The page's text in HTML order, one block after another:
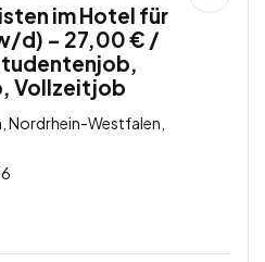
im Hotel für
d) – 27,00 € /
Vollzeitjob
Nordrhein-Westfalen,